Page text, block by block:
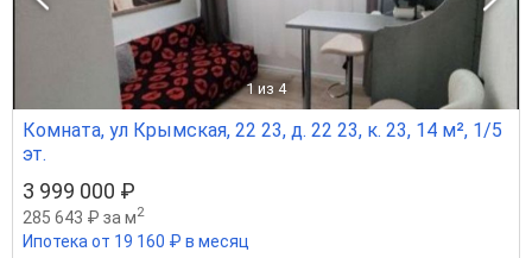
1 из 4
Комната, ул Крымская, 22 23, д. 22 23, к. 23, 14 м², 1/5
эт.
3 999 000 ₽
285 643 ₽ за м2
Ипотека от 19 160 ₽ в месяц